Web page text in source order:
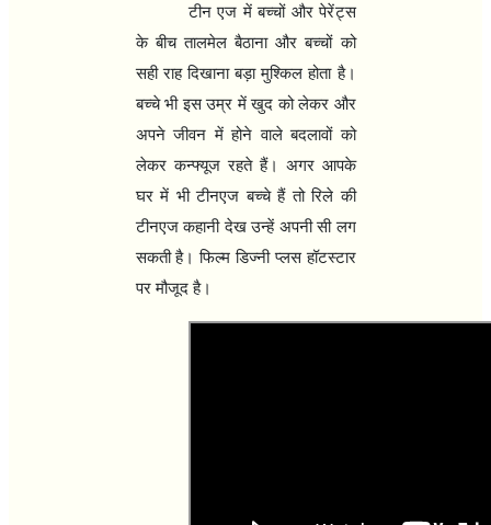
टीन एज में बच्‍चों और पेरेंट्स
के बीच तालमेल बैठाना और बच्‍चों को
सही राह दिखाना बड़ा म‍ुश्किल होता है।
बच्‍चे भी इस उम्र में खुद को लेकर और
अपने जीवन में होने वाले बदलावों को
लेकर कन्‍फ्यूज रहते हैं। अगर आपके
घर में भी टीनएज बच्‍चे हैं तो रिले की
टीनएज कहानी देख उन्‍हें अपनी सी लग
सकती है। फिल्‍म डिज्‍नी प्‍लस हॉटस्‍टार
पर मौजूद है।